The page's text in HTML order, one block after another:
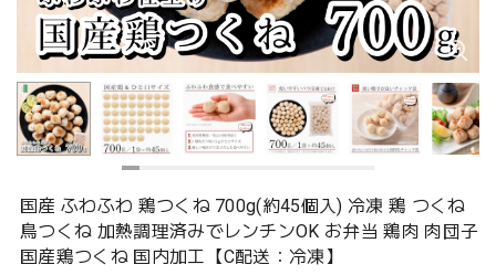
国産 ふわふわ 鶏つくね 700g(約45個入) 冷凍 鶏 つくね
鳥つくね 加熱調理済みでレンチンOK お弁当 鶏肉 肉団子
国産鶏つくね 国内加工【C配送：冷凍】